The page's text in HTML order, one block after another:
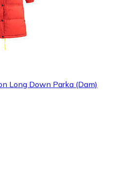
Long Down Parka (Dam)